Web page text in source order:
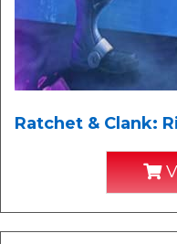
Ratchet & Clank: